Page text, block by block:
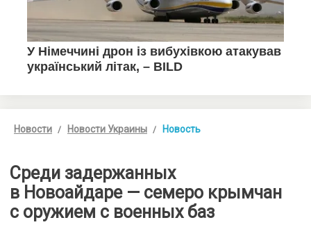
Новости Новости Украины Новость
Среди задержанных
в Новоайдаре — семеро крымчан
с оружием с военных баз